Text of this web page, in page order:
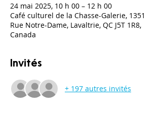
24 mai 2025, 10 h 00 – 12 h 00
Café culturel de la Chasse-Galerie, 1351
Rue Notre-Dame, Lavaltrie, QC J5T 1R8,
Canada
Invités
+ 197 autres invités